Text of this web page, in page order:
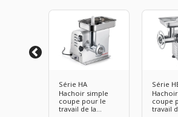
Série HA
Hachoir simple
coupe pour le
travail de la
Série
coupe
travail